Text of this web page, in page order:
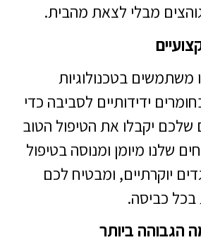
מבלי לצאת מהבית.
בטכנולוגיות
ידידותיים לסביבה כדי
יקבלו את הטיפול הטוב
שלנו מיומן ומנוסה בטיפול
יוקרתיים, ומבטיח לכם
כביסה.
הגבוהה ביותר